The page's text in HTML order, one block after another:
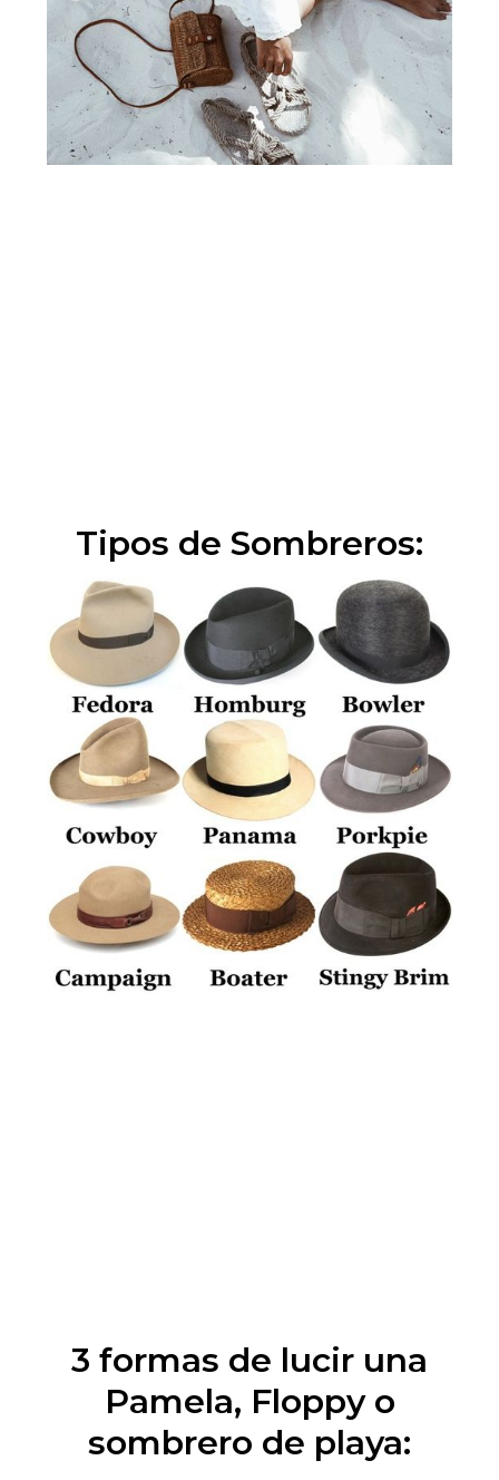
Tipos de Sombreros:
3 formas de lucir una
Pamela, Floppy o
sombrero de playa: